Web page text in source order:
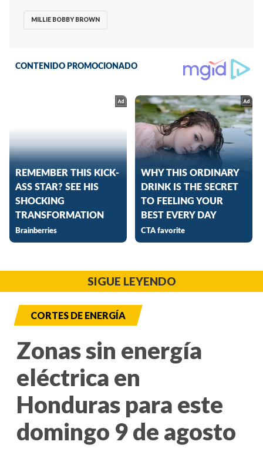
MILLIE BOBBY BROWN
SIGUE LEYENDO
CORTES DE ENERGÍA
Zonas sin energía
eléctrica en
Honduras para este
domingo 9 de agosto